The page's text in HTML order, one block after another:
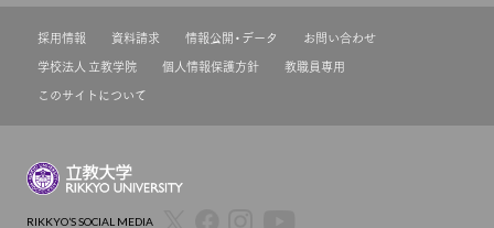
採用情報 資料請求 情報公開・データ
お問い合わせ
学校法人 立教学院
個人情報保護方針
教職員専用
このサイトについて
RIKKYO’S SOCIAL MEDIA